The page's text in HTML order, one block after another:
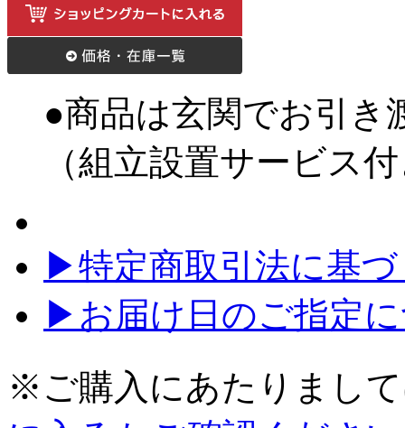
●商品は玄関でお引き
（組立設置サービス
▶特定商取引法に基
▶お届け日のご指定
※ご購入にあたりまし